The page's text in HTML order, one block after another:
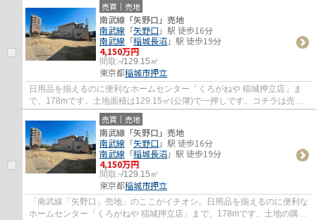
売買｜売地
南武線「矢野口」売地
南武線 「矢野口 」駅 徒歩16分
南武線 「稲城長沼」駅 徒歩19分
4,150万円
間取:-/129.15㎡
東京都稲城市押立
日用品を揃えるのに便利なホームセンター「くろがねや 稲城押立店」ま
で、178mです。土地面積は129.15㎡(公簿)で一押しです。コチラは売地
の情報となっています。土地購入をお考えの方...
売買｜売地
南武線「矢野口」売地
南武線 「矢野口 」駅 徒歩16分
南武線 「稲城長沼」駅 徒歩19分
4,150万円
間取:-/129.15㎡
東京都稲城市押立
「南武線「矢野口」売地」のここがイチオシ。日用品を揃えるのに便利な
ホームセンター「くろがねや 稲城押立店」まで、178mです。土地の購入